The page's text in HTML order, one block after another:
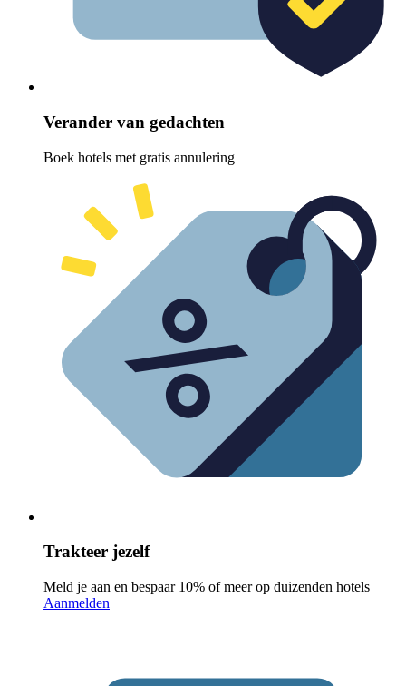
Verander van gedachten
Boek hotels met gratis annulering
Trakteer jezelf
Meld je aan en bespaar 10% of meer op duizenden hotels
Aanmelden